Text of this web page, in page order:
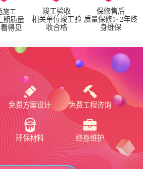
施工
期质量
得见
竣工验收
相关单位竣工验
收合格
保修售后
质量保修1~2年终
身维保
免费方案设计 免费工程咨询
环保材料 终身维护